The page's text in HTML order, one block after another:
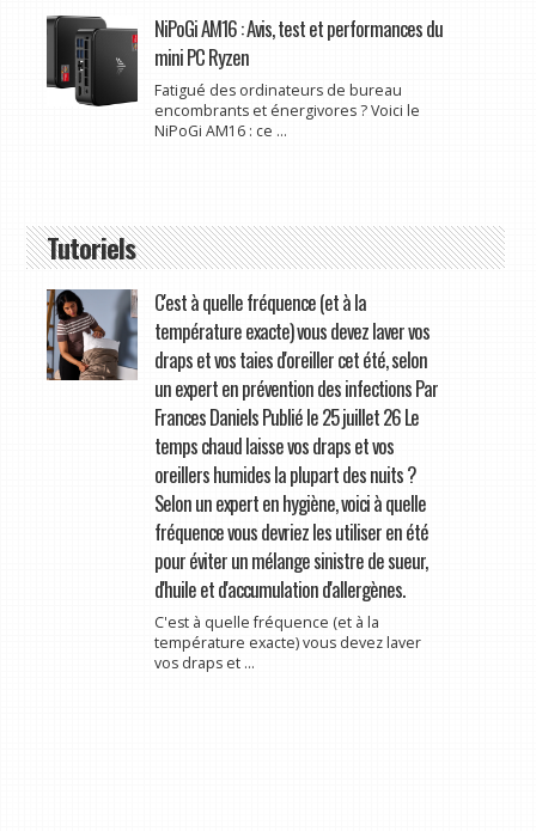
NiPoGi AM16 : Avis, test et performances du
mini PC Ryzen
Fatigué des ordinateurs de bureau
encombrants et énergivores ? Voici le
NiPoGi AM16 : ce ...
Tutoriels
C'est à quelle fréquence (et à la
température exacte) vous devez laver vos
draps et vos taies d'oreiller cet été, selon
un expert en prévention des infections Par
Frances Daniels Publié le 25 juillet 26 Le
temps chaud laisse vos draps et vos
oreillers humides la plupart des nuits ?
Selon un expert en hygiène, voici à quelle
fréquence vous devriez les utiliser en été
pour éviter un mélange sinistre de sueur,
d'huile et d'accumulation d'allergènes.
C'est à quelle fréquence (et à la
température exacte) vous devez laver
vos draps et ...